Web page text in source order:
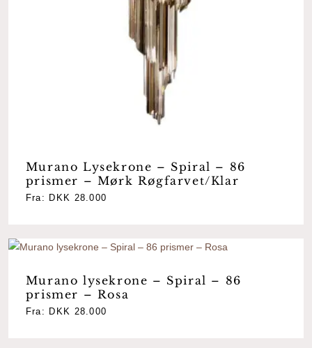
Murano Lysekrone – Spiral – 86
prismer – Mørk Røgfarvet/Klar
Fra: DKK 28.000
Murano lysekrone – Spiral – 86
prismer – Rosa
Fra: DKK 28.000